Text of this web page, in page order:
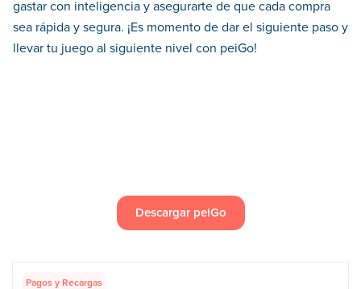
gastar con inteligencia y asegurarte de que cada compra
sea rápida y segura. ¡Es momento de dar el siguiente paso y
llevar tu juego al siguiente nivel con peiGo!
Descargar peiGo
Pagos y Recargas